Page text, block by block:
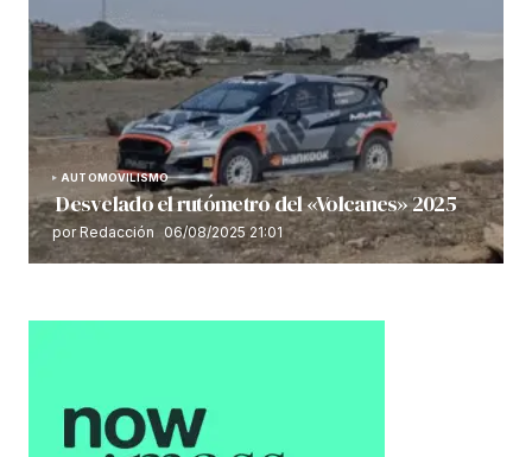
AUTOMOVILISMO
Desvelado el rutómetro del «Volcanes» 2025
por Redacción 06/08/2025 21:01